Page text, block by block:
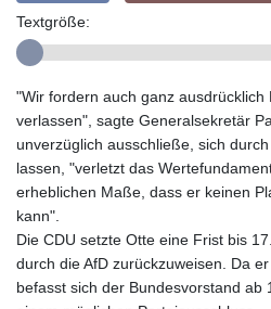
Textgröße:
"Wir fordern auch ganz ausdrücklich
verlassen", sagte Generalsekretär
unverzüglich ausschließe, sich
lassen, "verletzt das
erheblichen Maße, dass er keinen
kann".
Die CDU setzte Otte eine Frist bis
durch die AfD zurückzuweisen. Da
befasst sich der Bundesvorstand ab